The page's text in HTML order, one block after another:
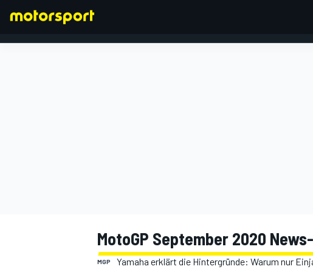
MotoGP September 2020
MGP Yamaha erklärt die Hintergründe: Warum nur